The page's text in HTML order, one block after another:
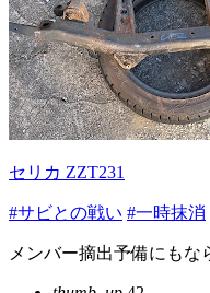
セリカ ZZT231
#サビとの戦い #一時抹消
メンバー摘出予備にも